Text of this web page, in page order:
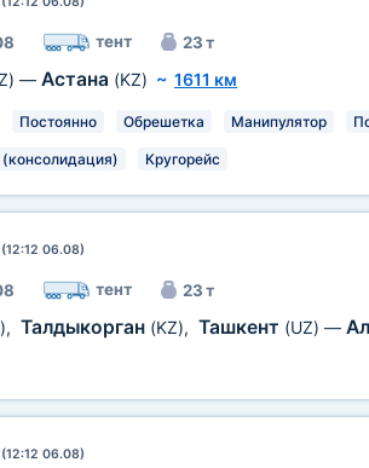
тент 23 т
— Астана (KZ) ~ 1611 км
Постоянно Обрешетка Манипулятор
Кругорейс
06.08)
тент 23 т
, Талдыкорган (KZ), Ташкент (UZ) —
06.08)